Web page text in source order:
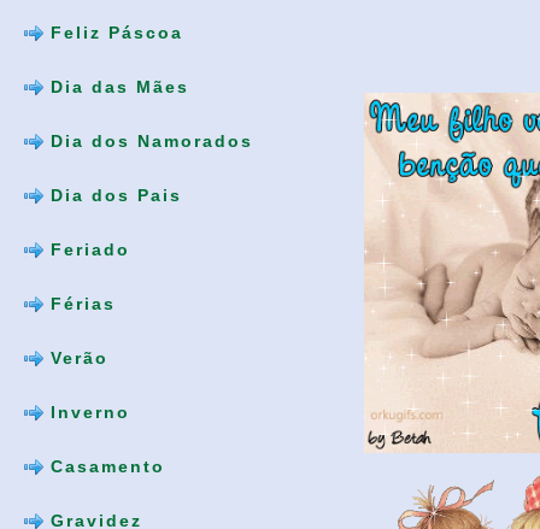
Feliz Páscoa
Dia das Mães
Dia dos Namorados
Dia dos Pais
Feriado
Férias
Verão
Inverno
Casamento
Gravidez